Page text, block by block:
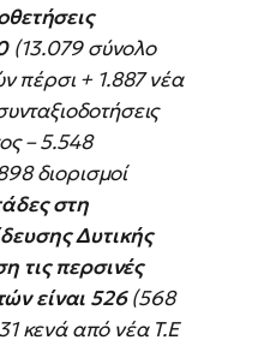
(13.079 σύνολο
πέρσι + 1.887 νέα
– 5.548
διορισμοί
στη
Δυτικής
τις περσινές
είναι 526(568
κενά από νέα Τ.Ε